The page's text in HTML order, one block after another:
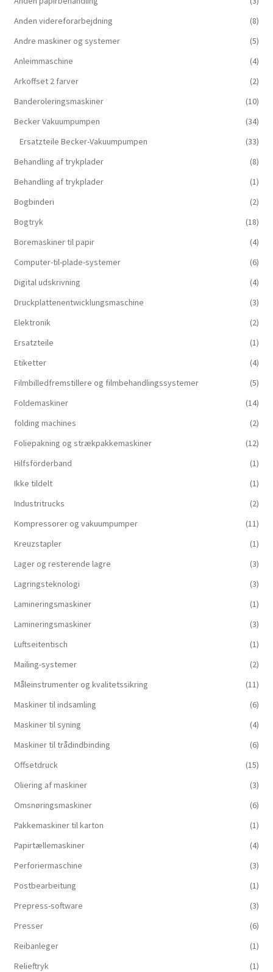
Anden videreforarbejdning
(8)
Andre maskiner og systemer
(5)
Anleimmaschine
(4)
Arkoffset 2 farver
(2)
Banderoleringsmaskiner
(10)
Becker Vakuumpumpen
(34)
Ersatzteile Becker-Vakuumpumpen
(33)
Behandling af trykplader
(8)
Behandling af trykplader
(1)
Bogbinderi
(2)
Bogtryk
(18)
Boremaskiner til papir
(4)
Computer-til-plade-systemer
(6)
Digital udskrivning
(4)
Druckplattenentwicklungsmaschine
(3)
Elektronik
(2)
Ersatzteile
(1)
Etiketter
(4)
Filmbilledfremstillere og filmbehandlingssystemer
(5)
Foldemaskiner
(14)
folding machines
(2)
Foliepakning og strækpakkemaskiner
(12)
Hilfsförderband
(1)
Ikke tildelt
(1)
Industritrucks
(2)
Kompressorer og vakuumpumper
(11)
Kreuzstapler
(1)
Lager og resterende lagre
(3)
Lagringsteknologi
(3)
Lamineringsmaskiner
(1)
Lamineringsmaskiner
(3)
Luftseitentisch
(1)
Mailing-systemer
(2)
Måleinstrumenter og kvalitetssikring
(11)
Maskiner til indsamling
(6)
Maskiner til syning
(4)
Maskiner til trådindbinding
(6)
Offsetdruck
(15)
Oliering af maskiner
(3)
Omsnøringsmaskiner
(6)
Pakkemaskiner til karton
(1)
Papirtællemaskiner
(4)
Perforiermaschine
(3)
Postbearbeitung
(1)
Prepress-software
(3)
Presser
(6)
Reibanleger
(1)
Relieftryk
(1)